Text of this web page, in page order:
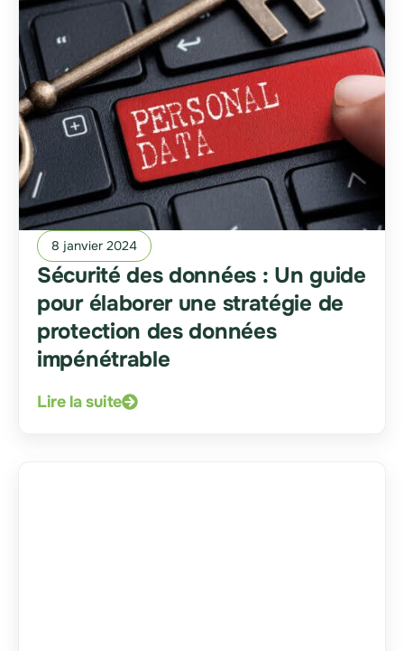
8 janvier 2024
Sécurité des données : Un guide
pour élaborer une stratégie de
protection des données
impénétrable
Lire la suite